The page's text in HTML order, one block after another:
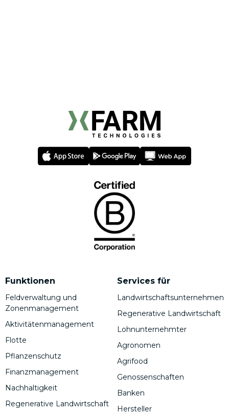
Funktionen
Feldverwaltung und
Zonenmanagement
Aktivitätenmanagement
Flotte
Pflanzenschutz
Finanzmanagement
Nachhaltigkeit
Regenerative Landwirtschaft
Services für
Landwirtschaftsunternehmen
Regenerative Landwirtschaft
Lohnunternehmter
Agronomen
Agrifood
Genossenschaften
Banken
Hersteller